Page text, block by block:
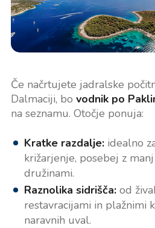
Če načrtujete jadralske
Dalmaciji, bo vodnik po
na seznamu. Otočje ponuja:
Kratke razdalje:idealno
križarjenje, posebej z
družinami.
Raznolika sidrišča:od
restavracijami in plažnimi
naravnih uval.